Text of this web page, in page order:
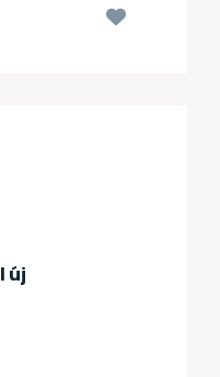
új